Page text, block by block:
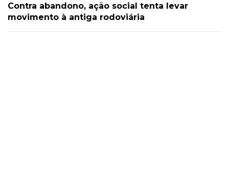
Contra abandono, ação social tenta levar
movimento à antiga rodoviária